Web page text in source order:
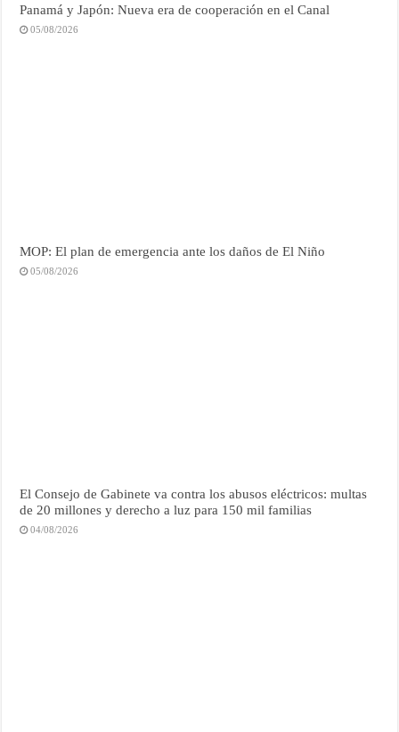
Panamá y Japón: Nueva era de cooperación en el Canal
05/08/2026
MOP: El plan de emergencia ante los daños de El Niño
05/08/2026
El Consejo de Gabinete va contra los abusos eléctricos: multas
de 20 millones y derecho a luz para 150 mil familias
04/08/2026